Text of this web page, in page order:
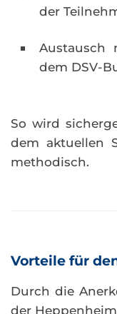
der
Austausch
dem DSV-
So wird
dem aktuellen
methodisch.
Vorteile für
Durch die
der